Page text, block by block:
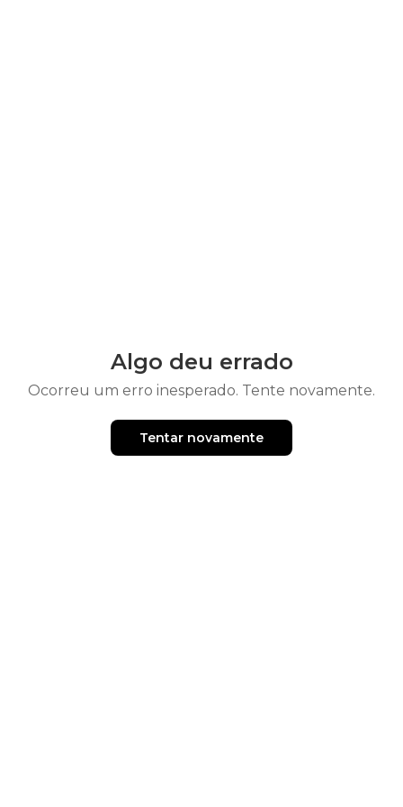
Algo deu errado
Ocorreu um erro inesperado. Tente novamente.
Tentar novamente